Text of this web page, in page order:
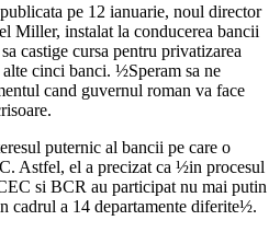
pe 12 ianuarie, noul director
Miller, instalat la conducerea bancii
castige cursa pentru privatizarea
cinci banci. ½Speram sa ne
cand guvernul roman va face
puternic al bancii pe care o
Astfel, el a precizat ca ½in procesul
si BCR au participat nu mai putin
cadrul a 14 departamente diferite½.